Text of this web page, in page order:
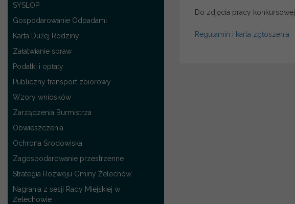
SYSLOP
Gospodarowanie Odpadami
Karta Dużej Rodziny
Załatwianie spraw
Podatki i opłaty
Publiczny transport zbiorowy
Wzory wniosków
Zarządzenia Burmistrza
Obwieszczenia
Ochrona Środowiska
Zagospodarowanie przestrzenne
Strategia Rozwoju Gminy Żelechów
Nagrania z sesji Rady Miejskiej w
Żelechowie
Do zdjęcia pracy
Regulamin i karta zgłoszenia